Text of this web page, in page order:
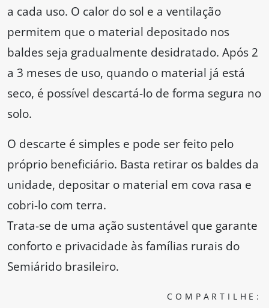
a cada uso. O calor do sol e a ventilação
permitem que o material depositado nos
baldes seja gradualmente desidratado. Após 2
a 3 meses de uso, quando o material já está
seco, é possível descartá-lo de forma segura no
solo.
O descarte é simples e pode ser feito pelo
próprio beneficiário. Basta retirar os baldes da
unidade, depositar o material em cova rasa e
cobri-lo com terra.
Trata-se de uma ação sustentável que garante
conforto e privacidade às famílias rurais do
Semiárido brasileiro.
COMPARTILHE: